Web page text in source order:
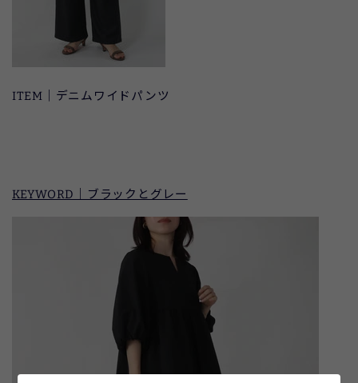
ITEM｜デニムワイドパンツ
KEYWORD｜ブラックとグレー